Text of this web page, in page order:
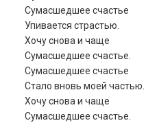
Сумасшедшее счастье
Упивается страстью.
Хочу снова и чаще
Сумасшедшее счастье.
Сумасшедшее счастье
Стало вновь моей частью.
Хочу снова и чаще
Сумасшедшее счастье.